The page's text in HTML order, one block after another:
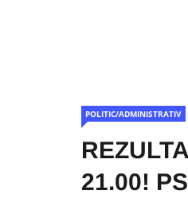
POLITIC/ADMINISTRATIV
21.00!